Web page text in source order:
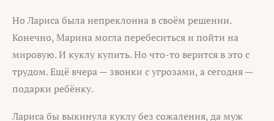
Но Лариса была непреклонна в своём решении.
Конечно, Марина могла перебеситься и пойти на
мировую. И куклу купить. Но что-то верится в это с
трудом. Ещё вчера — звонки с угрозами, а сегодня —
подарки ребёнку.
Лариса бы выкинула куклу без сожаления, да муж